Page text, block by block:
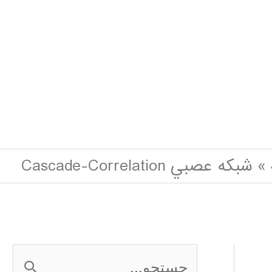
شبکه عصبي Cascade-Correlation